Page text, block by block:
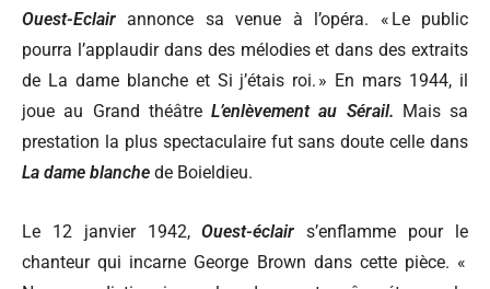
Ouest-Eclair annonce sa venue à l’opéra. « Le public
pourra l’applaudir dans des mélodies et dans des extraits
de La dame blanche et Si j’étais roi. » En mars 1944, il
joue au Grand théâtre L’enlèvement au Sérail. Mais sa
prestation la plus spectaculaire fut sans doute celle dans
La dame blanche de Boieldieu.
Le 12 janvier 1942,Ouest-éclair s’enflamme pour le
chanteur qui incarne George Brown dans cette pièce. «